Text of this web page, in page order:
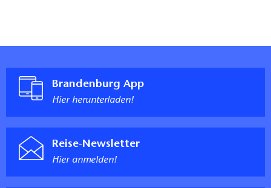
Brandenburg App
Hier herunterladen!
Reise-Newsletter
Hier anmelden!